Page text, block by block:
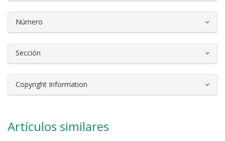
Número
Sección
Copyright Information
Artículos similares